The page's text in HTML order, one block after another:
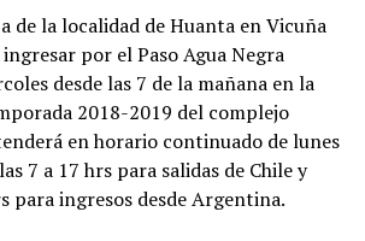
de la localidad de Huanta en Vicuña
por el Paso Agua Negra
desde las 7 de la mañana en la
2018-2019 del complejo
en horario continuado de lunes
7 a 17 hrs para salidas de Chile y
para ingresos desde Argentina.